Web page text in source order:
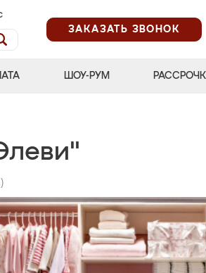
ЗАКАЗАТЬ ЗВОНОК
ШОУ-РУМ